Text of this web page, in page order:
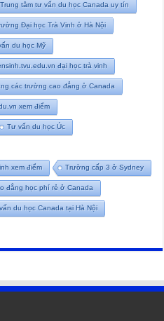
Trung tâm tư vấn du học Canada uy tín
Đại học Trà Vinh ở Hà Nội
du học Mỹ
đại học trà vinh
các trường cao đẳng ở Canada
xem điểm
Tư vấn du học Úc
xem điểm Trường cấp 3 ở Sydney
đẳng học phí rẻ ở Canada
du học Canada tại Hà Nội